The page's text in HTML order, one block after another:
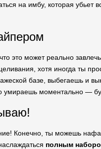
на имбу, которая убьет
это может реально
хотя иногда ты
базе, выбегаешь и
умираешь моментально —
Конечно, ты можешь
полным